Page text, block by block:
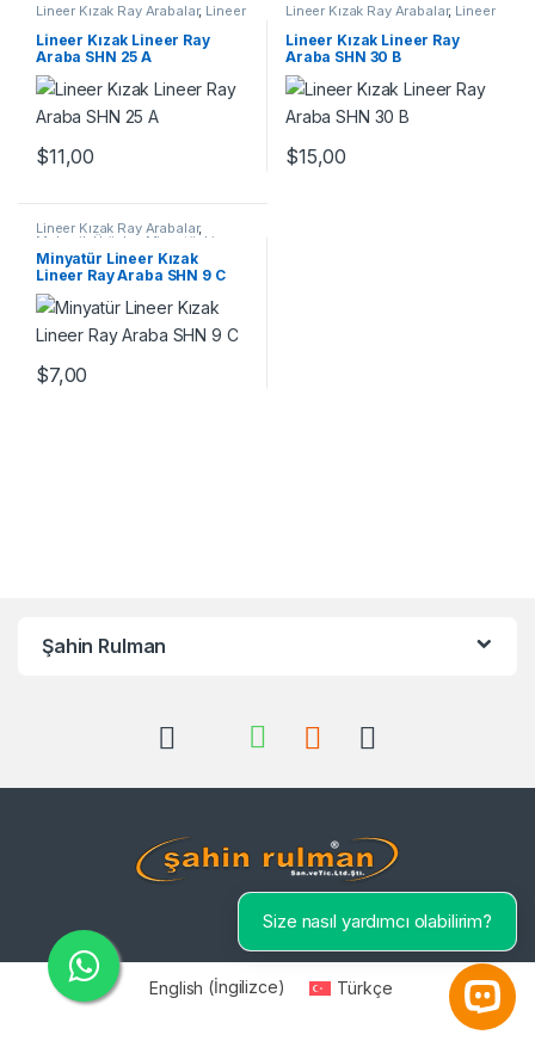
Lineer Kızak Ray Arabalar, Lineer
Ray Araba SHN A Serisi Mekanik
Ürünler, Ray ve Arabalar
Lineer Kızak Lineer Ray
Araba SHN 25 A
$11,00
Lineer Kızak Ray Arabalar, Lineer
Ray Araba SHN B Serisi Mekanik
Ürünler
Lineer Kızak Lineer Ray
Araba SHN 30 B
$15,00
Lineer Kızak Ray Arabalar,
Mekanik Ürünler Minyatür Lineer
Ray Araba SHN C Serisi
Minyatür Lineer Kızak
Lineer Ray Araba SHN 9 C
$7,00
Şahin Rulman
English (İngilizce)
Türkçe
Open
Size nasıl yardımcı olabilirim?